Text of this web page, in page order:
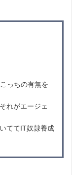
っちの有無を
れがエージェ
ててIT奴隷養成